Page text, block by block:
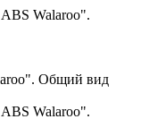
Walaroo".
Walaroo".